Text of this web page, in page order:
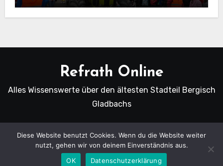
Refrath Online
Alles Wissenswerte über den ältesten Stadteil Bergisch
Gladbachs
Copyright Refrath Online © Alle Rechte vorbehalten.
|
BlogusvonThemeansar.
Diese Website benutzt Cookies. Wenn du die Website weiter
nutzt, gehen wir von deinem Einverständnis aus.
OK
Datenschutzerklärung